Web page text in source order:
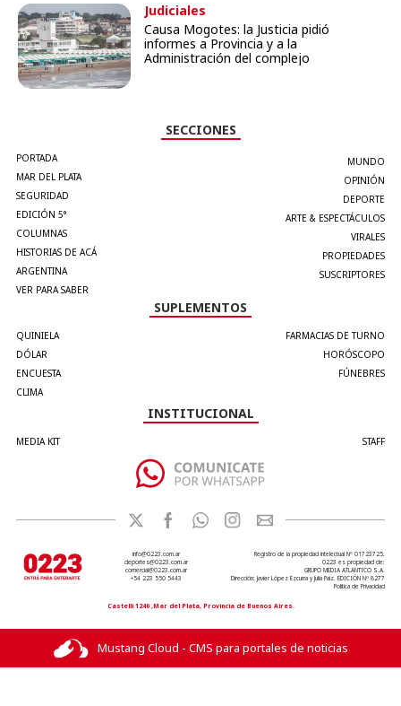
Judiciales
Causa Mogotes: la Justicia pidió
informes a Provincia y a la
Administración del complejo
SECCIONES
PORTADA
MAR DEL PLATA
SEGURIDAD
EDICIÓN 5°
COLUMNAS
HISTORIAS DE ACÁ
ARGENTINA
VER PARA SABER
MUNDO
OPINIÓN
DEPORTE
ARTE & ESPECTÁCULOS
VIRALES
PROPIEDADES
SUSCRIPTORES
SUPLEMENTOS
QUINIELA
DÓLAR
ENCUESTA
CLIMA
FARMACIAS DE TURNO
HORÓSCOPO
FÚNEBRES
INSTITUCIONAL
MEDIA KIT STAFF
info@0223.com.ar
deportes@0223.com.ar
comercial@0223.com.ar
+54 223 550 5443
Registro de la propiedad intelectual Nº 01723725.
0223 es propiedad de:
GRUPO MEDIA ATLANTICO S.A.
Dirección: Javier López Ezcurra y Julia Paiz. EDICIÓN Nº 8277
Política de Privacidad
Castelli 1240 ,Mar del Plata, Provincia de Buenos Aires.
Mustang Cloud - CMS para portales de noticias